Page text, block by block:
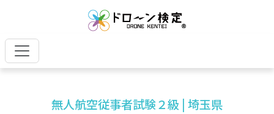
無人航空従事者試験２級 | 埼玉県